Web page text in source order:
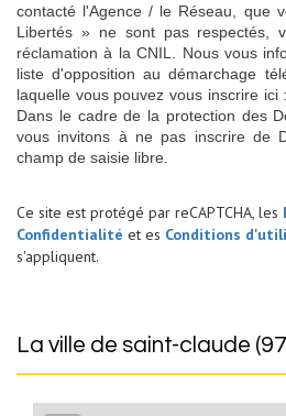
contacté l'Agence / le Réseau, que
Libertés » ne sont pas respectés,
réclamation à la CNIL. Nous vous
liste d'opposition au démarchage
laquelle vous pouvez vous inscrire ici :
Dans le cadre de la protection des
vous invitons à ne pas inscrire de
champ de saisie libre.
Ce site est protégé par reCAPTCHA, les
Confidentialité et es Conditions
s'appliquent.
la ville de saint-claude